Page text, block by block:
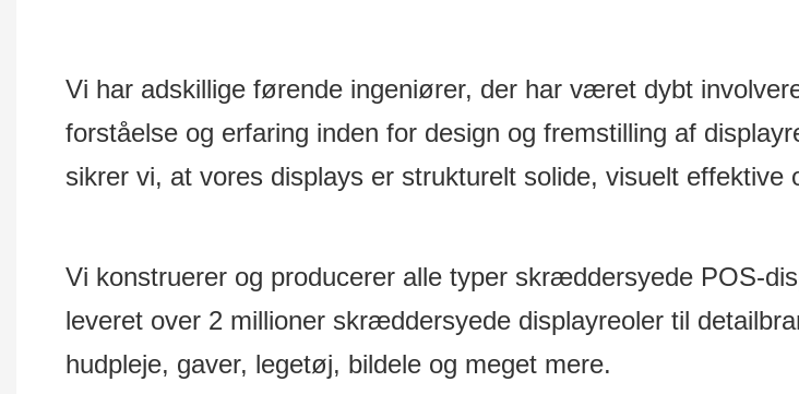
Vi har adskillige førende ingeniører, der har været dybt
forståelse og erfaring inden for design og fremstilling af
sikrer vi, at vores displays er strukturelt solide, visuelt effektive
Vi konstruerer og producerer alle typer skræddersyede POS-
leveret over 2 millioner skræddersyede displayreoler til
hudpleje, gaver, legetøj, bildele og meget mere.